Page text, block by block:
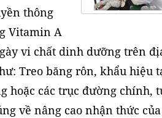
thông
Vitamin A
vi chất dinh dưỡng trên
Treo băng rôn, khẩu hiệu
hoặc các trục đường chính,
về nâng cao nhận thức